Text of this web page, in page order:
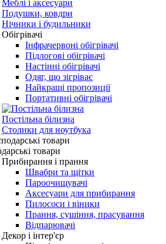
Меблі і аксесуари
Подушки, ковдри
Нічники і будильники
Обігрівачі
Інфрачервоні обігрівачі
Підлогові обігрівачі
Настінні обігрівачі
Одяг, що зігріває
Найкращі пропозиції
Портативні обігрівачі
Постільна білизна
Столики для ноутбука
товари
Прибирання і прання
Швабри та щітки
Пароочищувачі
Аксесуари для прибирання
Пилососи і віники
Прання, сушіння, прасування
Відпарювачі
Декор і інтер'єр